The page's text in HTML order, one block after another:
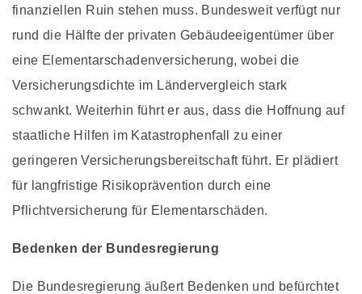
finanziellen Ruin stehen muss. Bundesweit verfügt nur
rund die Hälfte der privaten Gebäudeeigentümer über
eine Elementarschadenversicherung, wobei die
Versicherungsdichte im Ländervergleich stark
schwankt. Weiterhin führt er aus, dass die Hoffnung auf
staatliche Hilfen im Katastrophenfall zu einer
geringeren Versicherungsbereitschaft führt. Er plädiert
für langfristige Risikoprävention durch eine
Pflichtversicherung für Elementarschäden.
Bedenken der Bundesregierung
Die Bundesregierung äußert Bedenken und befürchtet